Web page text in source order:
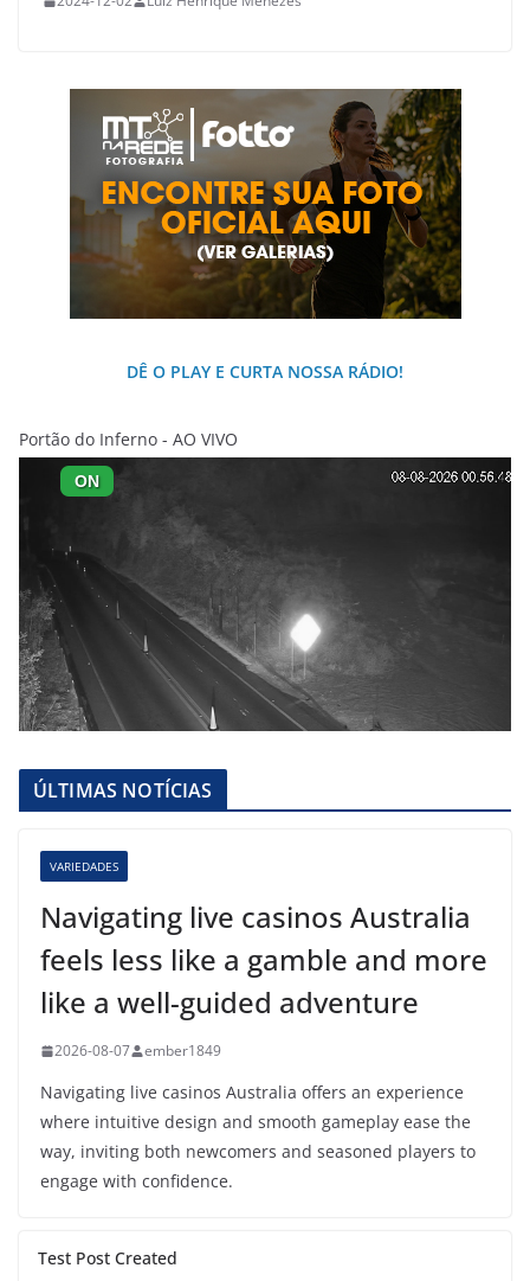
DÊ O PLAY E CURTA NOSSA RÁDIO!
Portão do Inferno - AO VIVO
ÚLTIMAS NOTÍCIAS
VARIEDADES
Navigating live casinos Australia
feels less like a gamble and more
like a well-guided adventure
2026-08-07 ember1849
Navigating live casinos Australia offers an experience
where intuitive design and smooth gameplay ease the
way, inviting both newcomers and seasoned players to
engage with confidence.
Test Post Created